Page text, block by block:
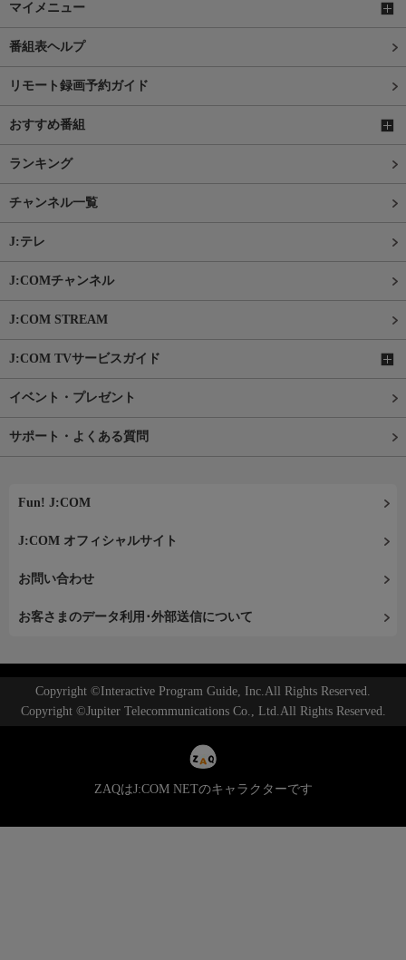
マイメニュー
番組表ヘルプ
リモート録画予約ガイド
おすすめ番組
ランキング
チャンネル一覧
J:テレ
J:COMチャンネル
J:COM STREAM
J:COM TVサービスガイド
イベント・プレゼント
サポート・よくある質問
Fun! J:COM
J:COM オフィシャルサイト
お問い合わせ
お客さまのデータ利用･外部送信について
Copyright ©Interactive Program Guide, Inc.All Rights Reserved.
Copyright ©Jupiter Telecommunications Co., Ltd.All Rights Reserved.
ZAQはJ:COM NETのキャラクターです